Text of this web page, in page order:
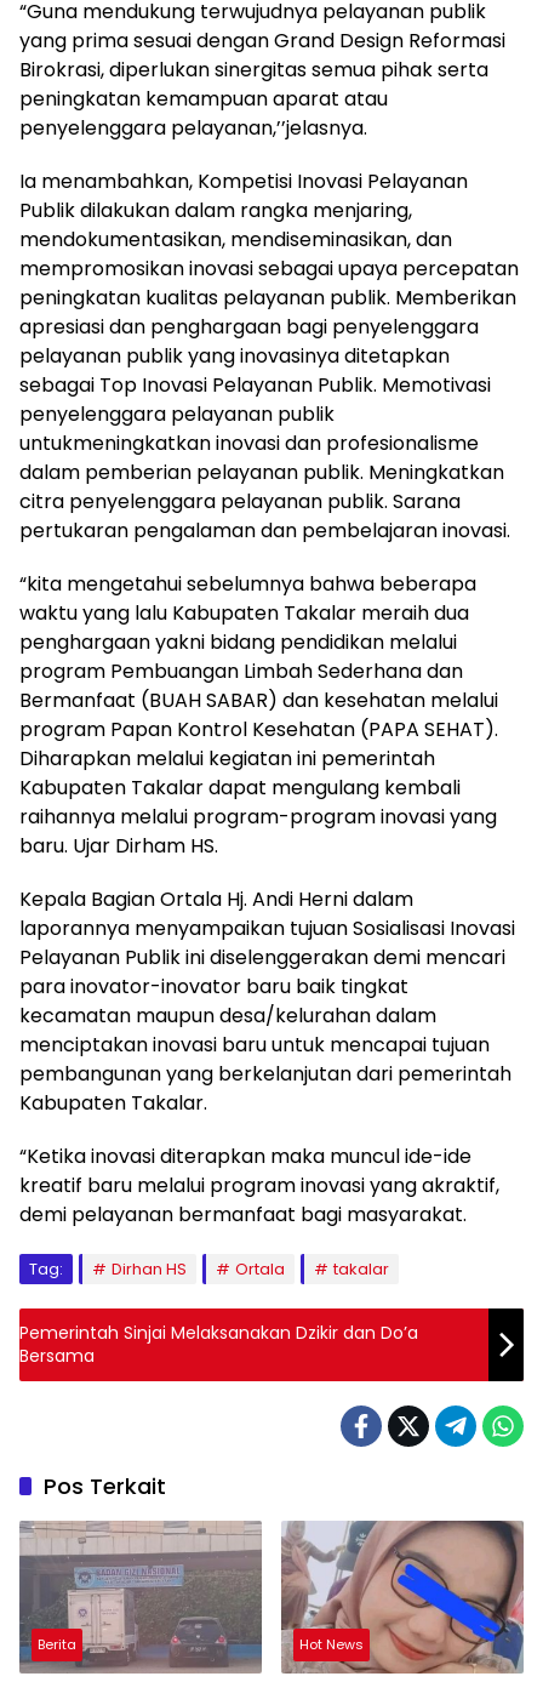
“Guna mendukung terwujudnya pelayanan publik
yang prima sesuai dengan Grand Design Reformasi
Birokrasi, diperlukan sinergitas semua pihak serta
peningkatan kemampuan aparat atau
penyelenggara pelayanan,’’jelasnya.
Ia menambahkan, Kompetisi Inovasi Pelayanan
Publik dilakukan dalam rangka menjaring,
mendokumentasikan, mendiseminasikan, dan
mempromosikan inovasi sebagai upaya percepatan
peningkatan kualitas pelayanan publik. Memberikan
apresiasi dan penghargaan bagi penyelenggara
pelayanan publik yang inovasinya ditetapkan
sebagai Top Inovasi Pelayanan Publik. Memotivasi
penyelenggara pelayanan publik
untukmeningkatkan inovasi dan profesionalisme
dalam pemberian pelayanan publik. Meningkatkan
citra penyelenggara pelayanan publik. Sarana
pertukaran pengalaman dan pembelajaran inovasi.
“kita mengetahui sebelumnya bahwa beberapa
waktu yang lalu Kabupaten Takalar meraih dua
penghargaan yakni bidang pendidikan melalui
program Pembuangan Limbah Sederhana dan
Bermanfaat (BUAH SABAR) dan kesehatan melalui
program Papan Kontrol Kesehatan (PAPA SEHAT).
Diharapkan melalui kegiatan ini pemerintah
Kabupaten Takalar dapat mengulang kembali
raihannya melalui program-program inovasi yang
baru. Ujar Dirham HS.
Kepala Bagian Ortala Hj. Andi Herni dalam
laporannya menyampaikan tujuan Sosialisasi Inovasi
Pelayanan Publik ini diselenggerakan demi mencari
para inovator-inovator baru baik tingkat
kecamatan maupun desa/kelurahan dalam
menciptakan inovasi baru untuk mencapai tujuan
pembangunan yang berkelanjutan dari pemerintah
Kabupaten Takalar.
“Ketika inovasi diterapkan maka muncul ide-ide
kreatif baru melalui program inovasi yang akraktif,
demi pelayanan bermanfaat bagi masyarakat.
Tag: Dirhan HS Ortala takalar
Pemerintah Sinjai Melaksanakan Dzikir dan Do’a
Bersama
Pos Terkait
Berita Hot News